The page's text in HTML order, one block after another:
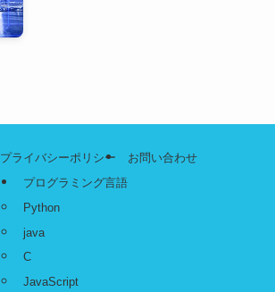
プライバシーポリシー
お問い合わせ
プログラミング言語
Python
java
C
JavaScript